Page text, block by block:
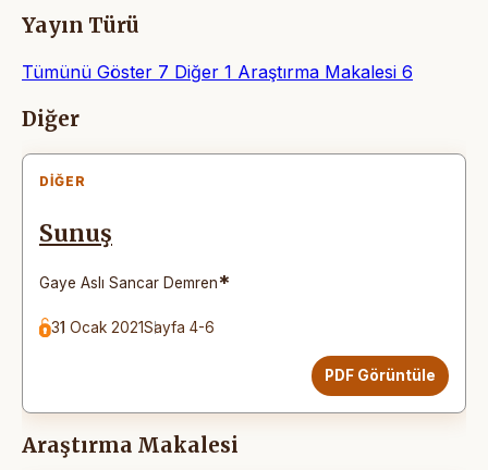
Yayın Türü
Tümünü Göster 7 Diğer 1 Araştırma Makalesi 6
Makaleler
Diğer
DIĞER
Sunuş
Gaye Aslı Sancar Demren*
31 Ocak 2021Sayfa 4-6
PDF Görüntüle
Araştırma Makalesi